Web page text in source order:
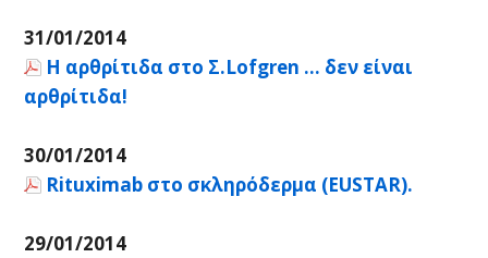
31/01/2014
Η αρθρίτιδα στο Σ.Lofgren ... δεν είναι
αρθρίτιδα!
30/01/2014
Rituximab στο σκληρόδερμα (EUSTAR).
29/01/2014